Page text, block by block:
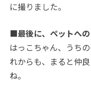
に撮りました。
■最後に、ペットへ
はっこちゃん、うち
れからも、まると仲
ね。